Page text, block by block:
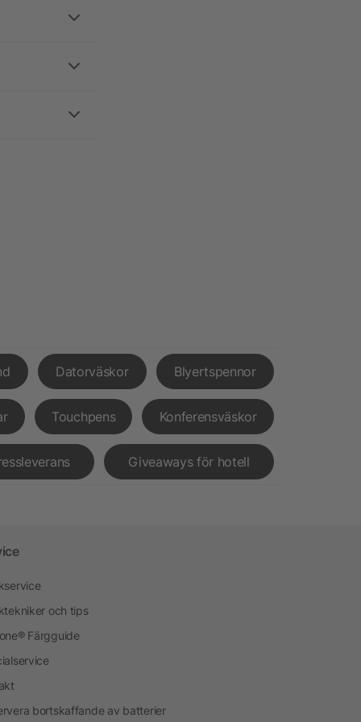
Datorväskor Blyertspennor
Touchpens Konferensväskor
Giveaways för hotell
och tips
Färgguide
bortskaffande av batterier